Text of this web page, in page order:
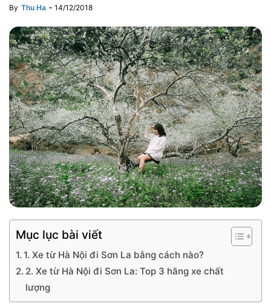
By Thu Ha 14/12/2018
Mục lục bài viết
1. Xe từ Hà Nội đi Sơn La bằng cách nào?
2. Xe từ Hà Nội đi Sơn La: Top 3 hãng xe chất
lượng